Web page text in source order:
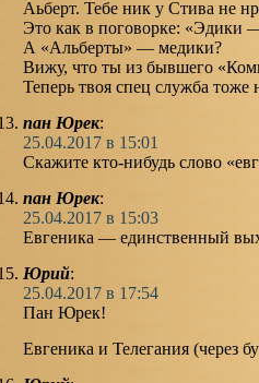
Аьберт. Тебе ник у Стива не
Это как в поговорке: «Эдики
А «Альберты» — медики?
Вижу, что ты из бывшего
Теперь твоя спец служба тоже
пан Юрек:
25.04.2017 в 15:01
Скажите кто-нибудь слово
пан Юрек:
25.04.2017 в 15:03
Евгеника — единственный
Юрий:
25.04.2017 в 17:54
Пан Юрек!
Евгеника и Телегания (через